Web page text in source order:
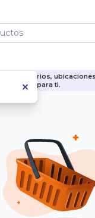
horarios,
para ti.